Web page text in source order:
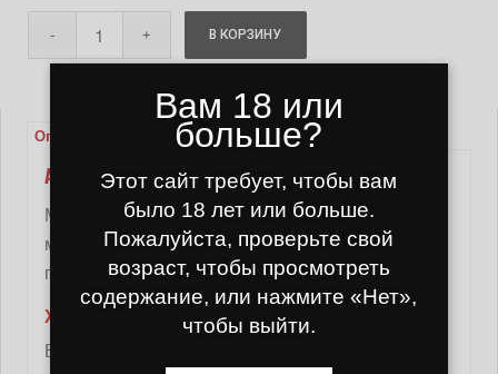
В КОРЗИНУ
Описание Отзывы (0)
АКРИЛОВЫЙ БОНГ СЕРИЙ 20СМ
Маленький, удобный акриловый бонг с
металлической трубкой. Удобно брать с собой в
путешествие или дома.
Характеристики:
Высота: 19,5 см
Вам 18 или
больше?
Этот сайт требует, чтобы вам
было 18 лет или больше.
Пожалуйста, проверьте свой
возраст, чтобы просмотреть
содержание, или нажмите «Нет»,
чтобы выйти.